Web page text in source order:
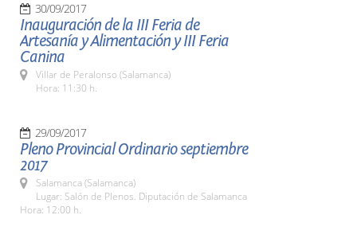
30/09/2017
Inauguración de la III Feria de
Artesanía y Alimentación y III Feria
Canina
Villar de Peralonso (Salamanca)
Hora: 11:30 h.
29/09/2017
Pleno Provincial Ordinario septiembre
2017
Salamanca (Salamanca)
Lugar: Salón de Plenos. Diputación de Salamanca
Hora: 12:00 h.